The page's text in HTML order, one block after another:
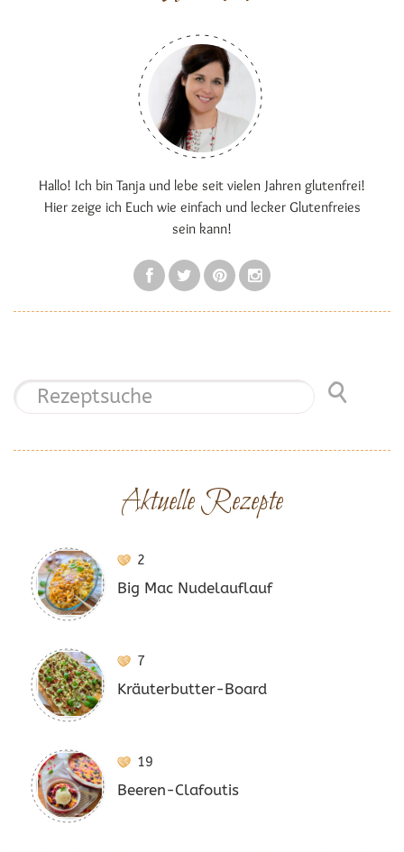
Hallo! Ich bin Tanja und lebe seit vielen Jahren glutenfrei!
Hier zeige ich Euch wie einfach und lecker Glutenfreies
sein kann!
Aktuelle Rezepte
2
Big Mac Nudelauflauf
7
Kräuterbutter-Board
19
Beeren-Clafoutis